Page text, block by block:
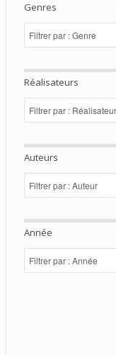
Genres
Réalisateurs
Auteurs
Année